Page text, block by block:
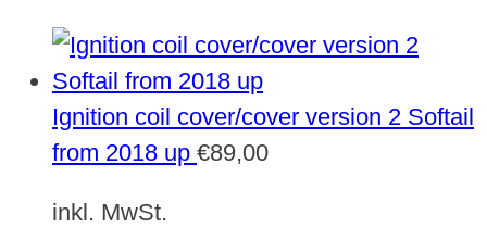
Ignition coil cover/cover version 2 Softail
from 2018 up €89,00
inkl. MwSt.